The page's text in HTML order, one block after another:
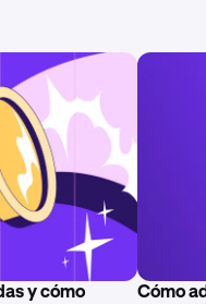
y cómo
Cómo